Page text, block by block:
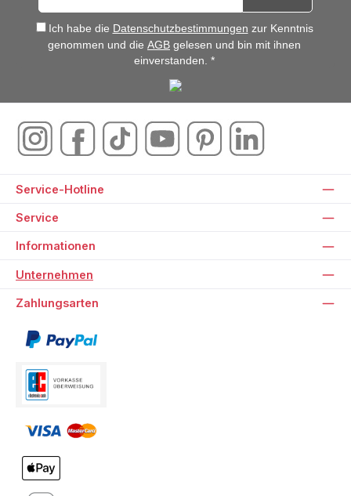
Ich habe die Datenschutzbestimmungen zur Kenntnis
genommen und die AGB gelesen und bin mit ihnen
einverstanden. *
Service-Hotline
Service
Informationen
Unternehmen
Zahlungsarten